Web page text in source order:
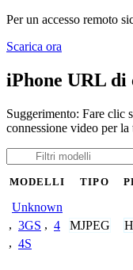
Per un accesso remoto
Scarica ora
iPhone URL di
Suggerimento: Fare clic
connessione video per la
MODELLI TIPO
Unknown
, 3GS , 4
, 4S
MJPEG